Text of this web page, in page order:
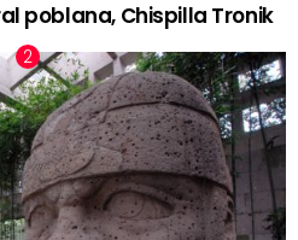
poblana, Chispilla Tronik